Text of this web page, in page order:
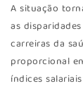
A situação
as
carreiras da
proporcional
índices